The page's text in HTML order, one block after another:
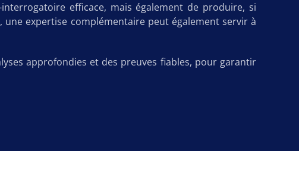
efficace, mais également de produire, si
expertise complémentaire peut également servir à
approfondies et des preuves fiables, pour garantir